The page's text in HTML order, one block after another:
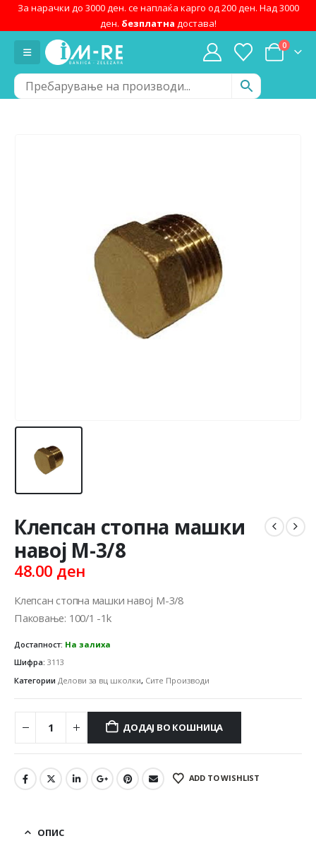
За нарачки до 3000 ден. се наплаќа карго од 200 ден. Над 3000
ден. безплатна достава!
0
Клепсан стопна машки
навој M-3/8
48.00 ден
Клепсан стопна машки навој M-3/8
Паковање: 100/1 -1k
Достапност: На залиха
Шифра: 3113
Категории Делови за вц школки, Сите Производи
ДОДАЈ ВО КОШНИЦА
ADD TO WISHLIST
ОПИС